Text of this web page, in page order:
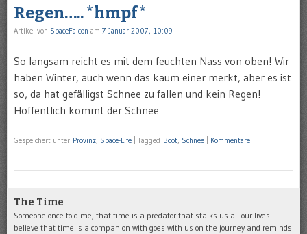
Regen….. *hmpf*
Artikel von SpaceFalcon am 7 Januar 2007, 10:09
So langsam reicht es mit dem feuchten Nass von oben! Wir
haben Winter, auch wenn das kaum einer merkt, aber es ist
so, da hat gefälligst Schnee zu fallen und kein Regen!
Hoffentlich kommt der Schnee
Gespeichert unter Provinz, Space-Life Tagged Boot, Schnee Kommentare
The Time
Someone once told me, that time is a predator that stalks us all our lives. I
believe that time is a companion with goes with us on the journey and reminds